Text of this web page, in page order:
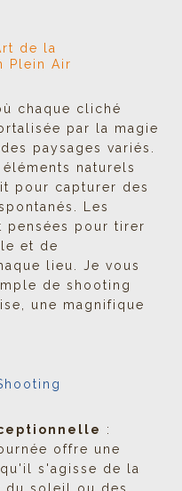
de la
Plein Air
chaque cliché
par la magie
paysages variés.
naturels
pour capturer des
Les
pensées pour tirer
et de
lieu. Je vous
de shooting
une magnifique
:
offre une
s'agisse de la